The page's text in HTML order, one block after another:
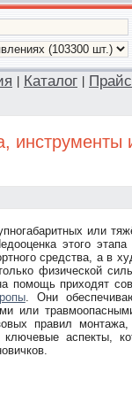
Каталог
инструменты
или
этого
средства, а в
физической
помощь приходят
. Они
или
правил
аспекты,